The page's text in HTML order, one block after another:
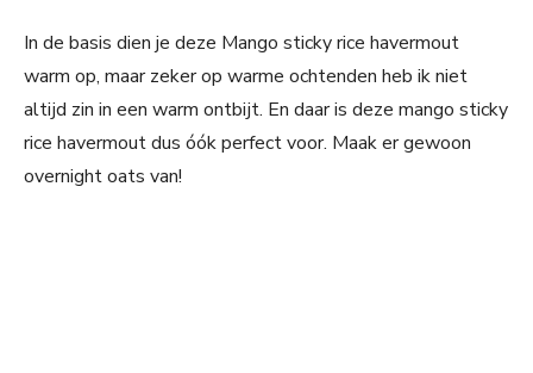
In de basis dien je deze Mango sticky rice havermout
warm op, maar zeker op warme ochtenden heb ik niet
altijd zin in een warm ontbijt. En daar is deze mango sticky
rice havermout dus óók perfect voor. Maak er gewoon
overnight oats van!